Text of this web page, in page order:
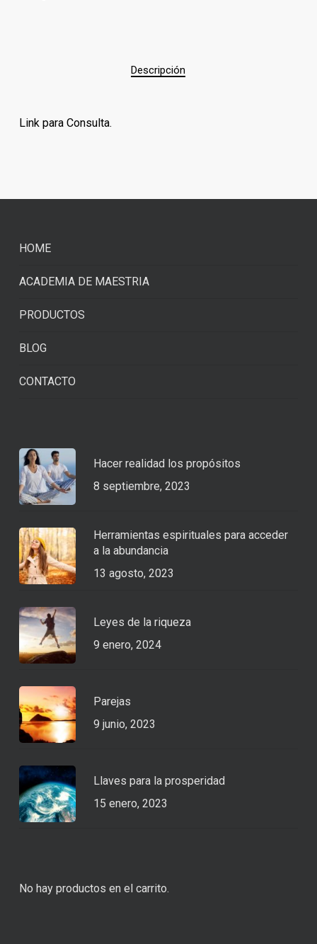
Descripción
Link para Consulta.
HOME
ACADEMIA DE MAESTRIA
PRODUCTOS
BLOG
CONTACTO
Hacer realidad los propósitos
8 septiembre, 2023
Herramientas espirituales para acceder
a la abundancia
13 agosto, 2023
Leyes de la riqueza
9 enero, 2024
Parejas
9 junio, 2023
Llaves para la prosperidad
15 enero, 2023
No hay productos en el carrito.